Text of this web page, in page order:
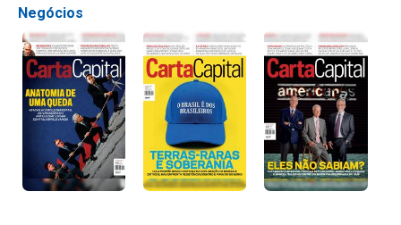
Negócios